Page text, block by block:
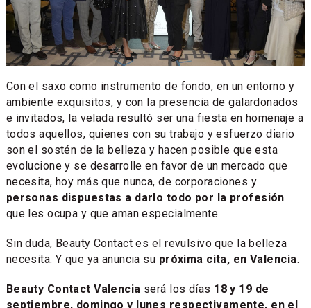
Con el saxo como instrumento de fondo, en un entorno y
ambiente exquisitos, y con la presencia de galardonados
e invitados, la velada resultó ser una fiesta en homenaje a
todos aquellos, quienes con su trabajo y esfuerzo diario
son el sostén de la belleza y hacen posible que esta
evolucione y se desarrolle en favor de un mercado que
necesita, hoy más que nunca, de corporaciones y
personas dispuestas a darlo todo por la profesión
que les ocupa y que aman especialmente.
Sin duda, Beauty Contact es el revulsivo que la belleza
necesita. Y que ya anuncia su próxima cita, en Valencia.
Beauty Contact Valencia será los días 18 y 19 de
septiembre, domingo y lunes respectivamente, en el